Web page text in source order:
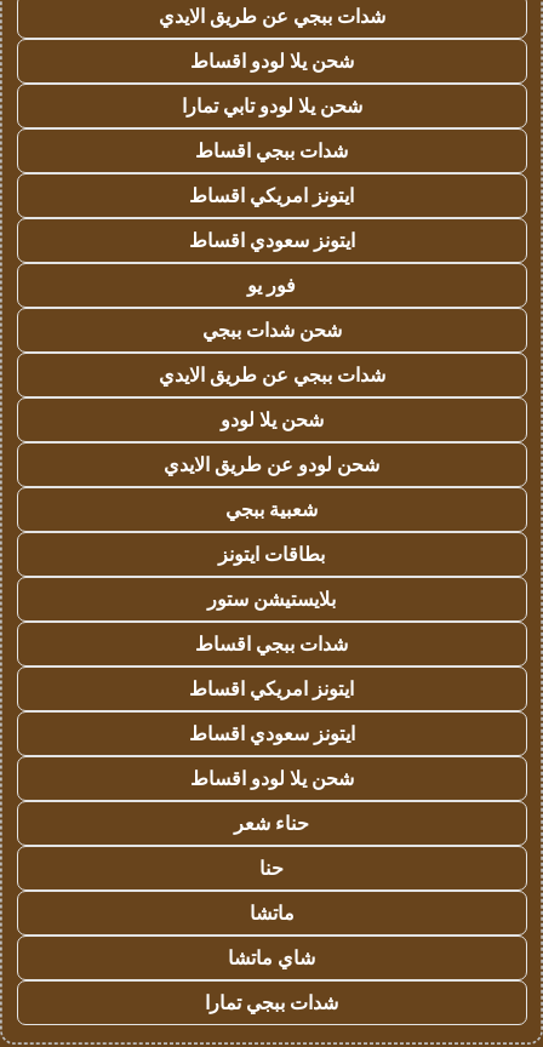
شدات ببجي عن طريق الايدي
شحن يلا لودو اقساط
شحن يلا لودو تابي تمارا
شدات ببجي اقساط
ايتونز امريكي اقساط
ايتونز سعودي اقساط
فور يو
شحن شدات ببجي
شدات ببجي عن طريق الايدي
شحن يلا لودو
شحن لودو عن طريق الايدي
شعبية ببجي
بطاقات ايتونز
بلايستيشن ستور
شدات ببجي اقساط
ايتونز امريكي اقساط
ايتونز سعودي اقساط
شحن يلا لودو اقساط
حناء شعر
حنا
ماتشا
شاي ماتشا
شدات ببجي تمارا